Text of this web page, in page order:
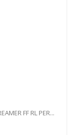
FF RL PER...